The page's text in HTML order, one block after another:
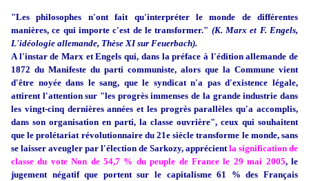
"Les philosophes n'ont fait qu'interpréter le monde de différentes
manières, ce qui importe c'est de le transformer." (K. Marx et F. Engels,
L'idéologie allemande, Thèse XI sur Feuerbach).
A l'instar de Marx et Engels qui, dans la préface à l'édition allemande de
1872 du Manifeste du parti communiste, alors que la Commune vient
d'être noyée dans le sang, que le syndicat n'a pas d'existence légale,
attirent l'attention sur "les progrès immenses de la grande industrie dans
les vingt-cinq dernières années et les progrès parallèles qu'a accomplis,
dans son organisation en parti, la classe ouvrière", ceux qui souhaitent
que le prolétariat révolutionnaire du 21e siècle transforme le monde, sans
se laisser aveugler par l'élection de Sarkozy, apprécientla signification de
classe du vote Non de 54,7 % du peuple de France le 29 mai 2005, le
jugement négatif que portent sur le capitalisme 61 % des Français